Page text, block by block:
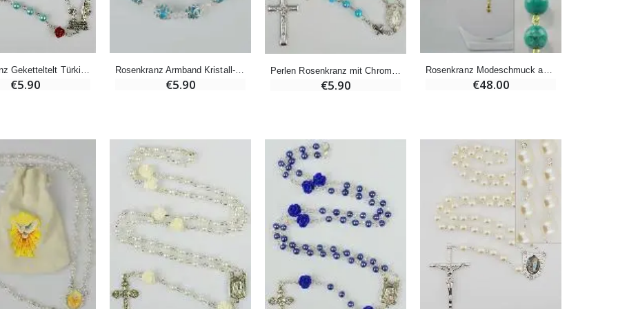
€15.00 €12.00
Novenenkerze an Sankt Michael Gegen das Böse
€5.50 €4.95
€130.00
Wundertätige Medaille Empfängnis Rosa 19 mm
-20%
€15.00 €12.00
-10%
Novenenkerze an Sankt Michael Gegen das Böse
-25%
Rosenkranz Geketteltelt Türkisfarbene Perlmutt Perlen
€5.90
Rosenkranz Armband Kristall-Perlen Türkis Filigrane
€5.90 €5.90
Rosenkranz Modeschmuck aus Türkis Perlen und Vergoldete Kette
€48.00